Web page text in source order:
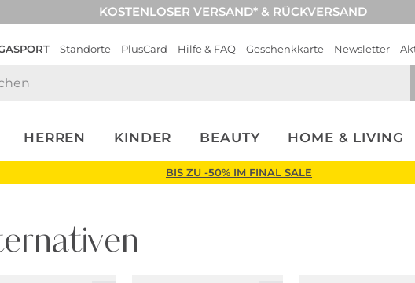
KOSTENLOSER VERSAND* & RÜCKVERSAND
Standorte PlusCard Hilfe & FAQ Geschenkkarte Newsletter
HERREN KINDER BEAUTY HOME & LIVING
BIS ZU -50% IM FINAL SALE